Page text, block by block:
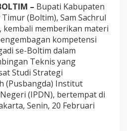
M
a
n
a
j
e
m
e
n
P
e
m
– Bupati Kabupaten
(Boltim), Sam Sachrul
kembali memberikan materi
kompetensi
se-Boltim dalam
Teknis yang
Studi Strategi
(Pusbangda) Institut
(IPDN), bertempat di
Senin, 20 Februari